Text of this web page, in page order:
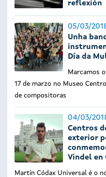
reflexión
05/03/
Unha
Día da
Marcamos
17 de marzo no Museo
de compositoras
04/03/
Centros
exterior
Vindel en
Martín Códax Universal é o